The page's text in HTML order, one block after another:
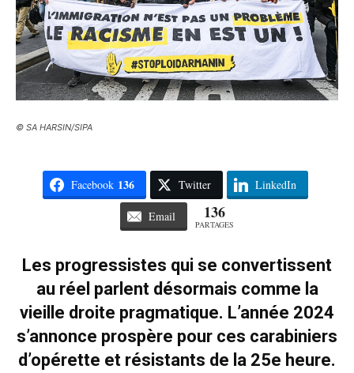
© SA HARSIN/SIPA
Facebook 136 Twitter LinkedIn
Email 136
PARTAGES
Les progressistes qui se convertissent
au réel parlent désormais comme la
vieille droite pragmatique. L’année 2024
s’annonce prospère pour ces carabiniers
d’opérette et résistants de la 25e heure.